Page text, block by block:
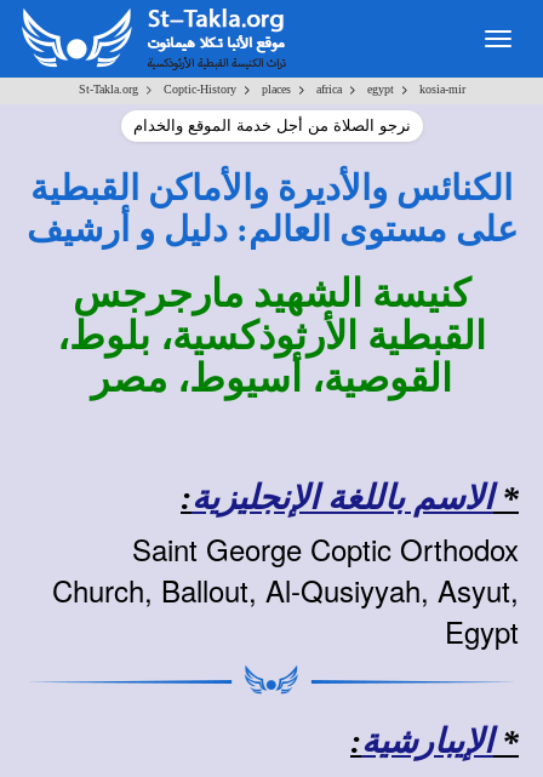
St-Takla.org> Coptic-History> places> africa> egypt> kosia-mir
نرجو الصلاة من أجل خدمة الموقع والخدام
الكنائس والأديرة والأماكن القبطية
على مستوى العالم: دليل و أرشيف
كنيسة الشهيد مارجرجس
القبطية الأرثوذكسية، بلوط،
القوصية، أسيوط، مصر
*الاسم باللغة الإنجليزية:
Saint George Coptic Orthodox
Church, Ballout, Al-Qusiyyah, Asyut,
Egypt
*الإيبارشية: